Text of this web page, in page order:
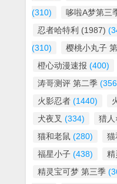
(310)
哆啦A梦第三
忍者哈特利 (1987)
(310)
樱桃小丸子
橙心动漫速报 (400)
涛哥测评 第二季
火影忍者 (1440)
犬夜叉 (334) 猎人
猫和老鼠 (280) 猫
福星小子 (438) 精
精灵宝可梦 第三季